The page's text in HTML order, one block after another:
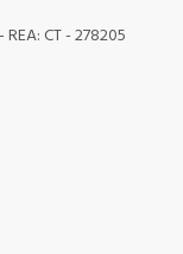
CT - 278205